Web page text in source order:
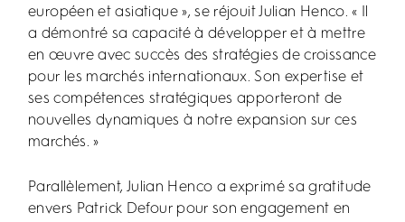
européen et asiatique », se réjouit Julian Henco. « Il
a démontré sa capacité à développer et à mettre
en œuvre avec succès des stratégies de croissance
pour les marchés internationaux. Son expertise et
ses compétences stratégiques apporteront de
nouvelles dynamiques à notre expansion sur ces
marchés. »
Parallèlement, Julian Henco a exprimé sa gratitude
envers Patrick Defour pour son engagement en